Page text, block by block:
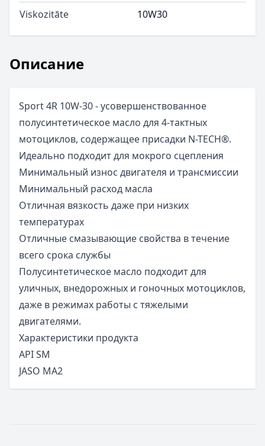
Описание
Sport 4R 10W-30 - усовершенствованное
полусинтетическое масло для 4-тактных
мотоциклов, содержащее присадки N-TECH®.
Идеально подходит для мокрого сцепления
Минимальный износ двигателя и трансмиссии
Минимальный расход масла
Отличная вязкость даже при низких
температурах
Отличные смазывающие свойства в течение
всего срока службы
Полусинтетическое масло подходит для
уличных, внедорожных и гоночных мотоциклов,
даже в режимах работы с тяжелыми
двигателями.
Характеристики продукта
API SM
JASO MA2
Viskozitāte
10W30